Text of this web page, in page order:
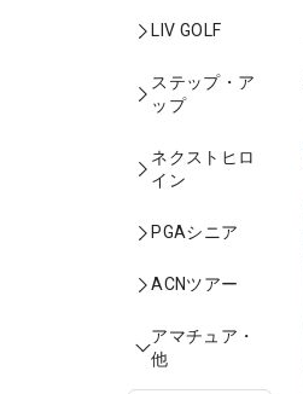
LIV GOLF
ステップ・ア
ップ
ネクストヒロ
イン
PGAシニア
ACNツアー
アマチュア・
他